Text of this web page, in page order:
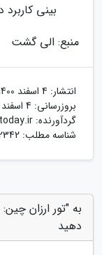
بینی
منبع: الی گشت
انتشار: 4 اسفند 1400
بروزرسانی: 4 اسفند 1400
گردآورنده:
شناسه مطلب: 2342
به "تور ارزان
دهید